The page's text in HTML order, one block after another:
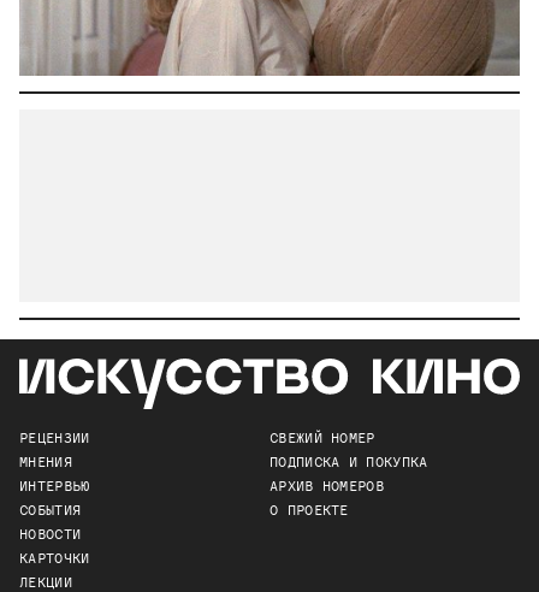
РЕЦЕНЗИИ
МНЕНИЯ
ИНТЕРВЬЮ
СОБЫТИЯ
НОВОСТИ
КАРТОЧКИ
ЛЕКЦИИ
СВЕЖИЙ НОМЕР
ПОДПИСКА И ПОКУПКА
АРХИВ НОМЕРОВ
О ПРОЕКТЕ